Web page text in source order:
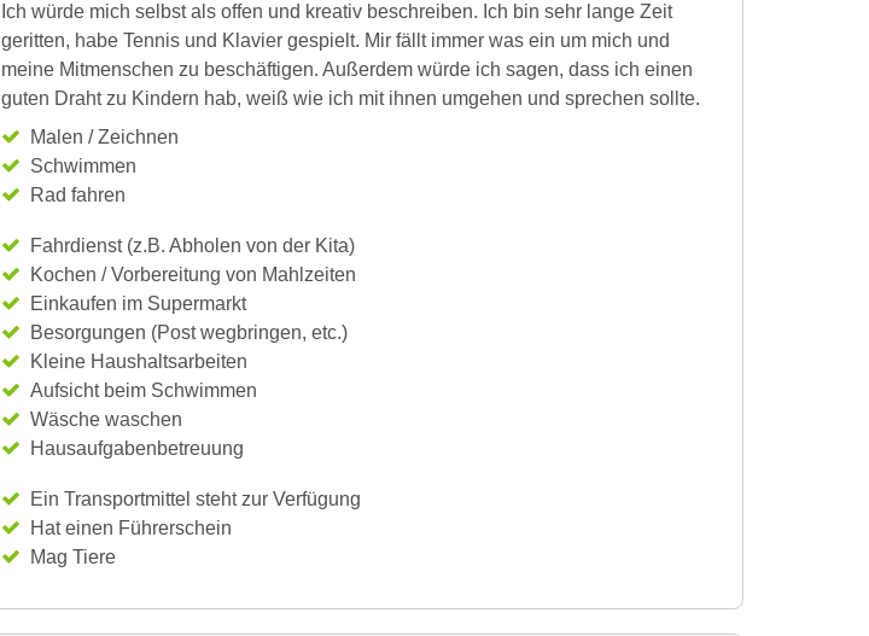
Ich würde mich selbst als offen und kreativ beschreiben. Ich bin sehr lange Zeit
geritten, habe Tennis und Klavier gespielt. Mir fällt immer was ein um mich und
meine Mitmenschen zu beschäftigen. Außerdem würde ich sagen, dass ich einen
guten Draht zu Kindern hab, weiß wie ich mit ihnen umgehen und sprechen sollte.
Malen / Zeichnen
Schwimmen
Rad fahren
Fahrdienst (z.B. Abholen von der Kita)
Kochen / Vorbereitung von Mahlzeiten
Einkaufen im Supermarkt
Besorgungen (Post wegbringen, etc.)
Kleine Haushaltsarbeiten
Aufsicht beim Schwimmen
Wäsche waschen
Hausaufgabenbetreuung
Ein Transportmittel steht zur Verfügung
Hat einen Führerschein
Mag Tiere